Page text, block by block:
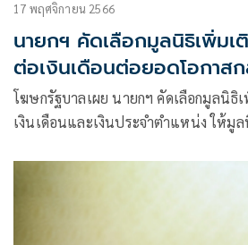
17 พฤศจิกายน 2566
นายกฯ คัดเลือกมูลนิธิเพิ่ม
ต่อเงินเดือนต่อยอดโอกาสก
โฆษกรัฐบาลเผย นายกฯ คัดเลือกมูลนิธิ
เงินเดือนและเงินประจำตำแหน่ง ให้มู